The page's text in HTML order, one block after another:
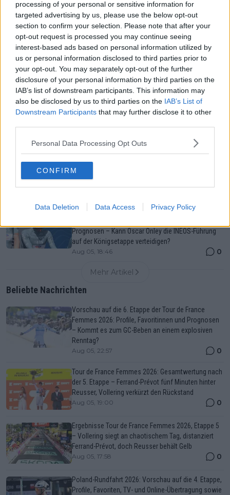
processing of your personal or sensitive information for
targeted advertising by us, please use the below opt-out
section to confirm your selection. Please note that after your
opt-out request is processed you may continue seeing
interest-based ads based on personal information utilized by
us or personal information disclosed to third parties prior to
your opt-out. You may separately opt-out of the further
disclosure of your personal information by third parties on the
IAB’s list of downstream participants. This information may
also be disclosed by us to third parties on the IAB’s List of
Downstream Participants that may further disclose it to other
Personal Data Processing Opt Outs
CONFIRM
Data Deletion Data Access Privacy Policy
Gerade In
Vorschau auf die 6. Etappe der Tour de France
Femmes 2026: Profile, Favoritinnen und Prognosen
– Kommt es zum GC-Beben an einem explosiven
Renntag?
Aug 05, 22:57
Tour de France Femmes 2026: Gesamtwertung nach
der 5. Etappe – Ferrand-Prévot fünf Minuten hinter
Reusser, Vollering verkürzt den Rückstand
Aug 05, 19:00
Poland-Rundfahrt 2026: Vorschau auf die 4. Etappe,
Prognosen – Gesamtwertung steht auf der einzigen
Bergetappe vor dem Umbruch
Aug 05, 18:53
Vuelta a Burgos 2026: Vorschau auf die 3. Etappe,
Prognosen – Kann Oscar Onley die INEOS-Führung
auf der Königsetappe verteidigen?
Aug 05, 18:46 0
Mehr Artikel
Beliebte Nachrichten
Vorschau auf die 6. Etappe der Tour de France
Femmes 2026: Profile, Favoritinnen und Prognosen
– Kommt es zum GC-Beben an einem explosiven
Renntag?
Aug 05, 22:57 0
Tour de France Femmes 2026: Gesamtwertung nach
der 5. Etappe – Ferrand-Prévot fünf Minuten hinter
Reusser, Vollering verkürzt den Rückstand
Aug 05, 19:00 0
Ergebnisse Tour de France Femmes 2026, Etappe 5
– Vollering siegt an chaotischem Tag, distanziert
Ferrand-Prévot, doch Reusser behält Gelb
Aug 05, 17:58 0
Poland-Rundfahrt 2026: Vorschau auf die 4. Etappe,
Profile, Favoriten, TV- und Online-Übertragung sowie